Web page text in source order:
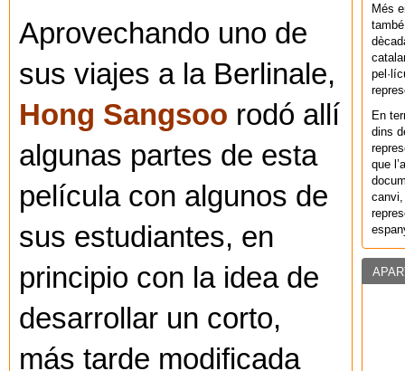
Aprovechando uno de
sus viajes a la Berlinale,
Hong Sangsoo rodó allí
algunas partes de esta
película con algunos de
sus estudiantes, en
principio con la idea de
desarrollar un corto,
más tarde modificada
Més
En
dins
que
canvi,